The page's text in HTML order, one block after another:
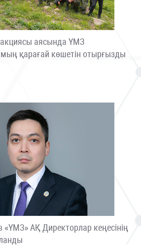
акциясы аясында ҮМЗ
мың қарағай көшетін отырғызды
АҚ Директорлар кеңесінің